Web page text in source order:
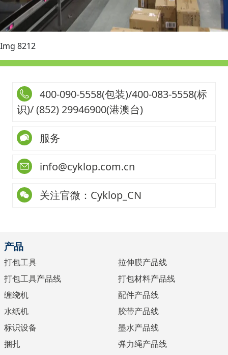
Img 8212
400-090-5558(包装)/400-083-5558(标
识)/ (852) 29946900(港澳台)
服务
info@cyklop.com.cn
关注官微：Cyklop_CN
产品
打包工具
打包工具产品线
缠绕机
水纸机
标识设备
捆扎
拉伸膜产品线
打包材料产品线
配件产品线
胶带产品线
墨水产品线
弹力绳产品线